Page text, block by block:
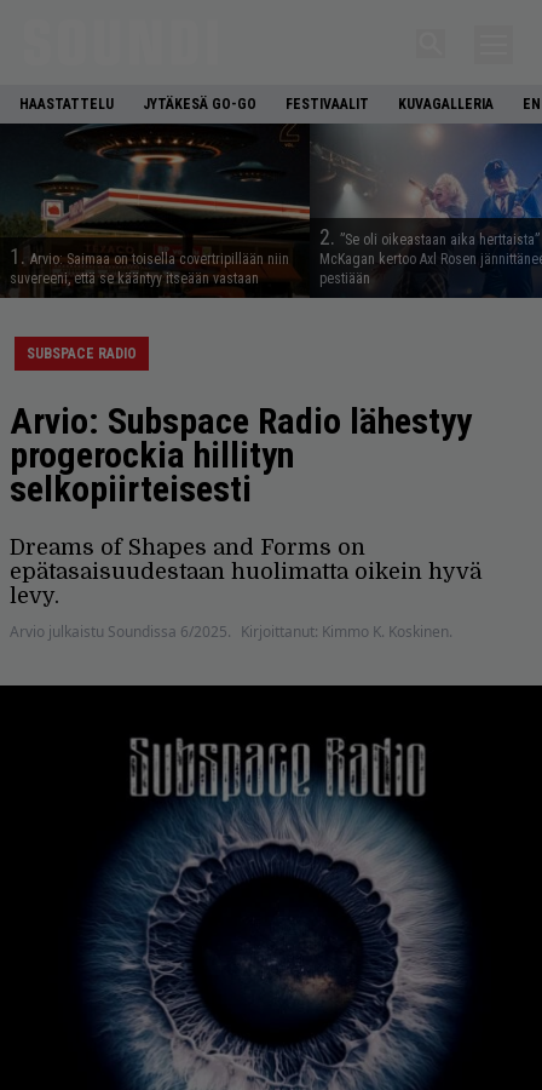
HAASTATTELU JYTÄKESÄ GO-GO FESTIVAALIT KUVAGALLERIA
1. Arvio: Saimaa on toisella covertripillään niin
suvereeni, että se kääntyy itseään vastaan
2. ”Se oli oikeastaan aika
McKagan kertoo Axl Rosen
pestiään
SUBSPACE RADIO
Arvio: Subspace Radio lähestyy
progerockia hillityn
selkopiirteisesti
Dreams of Shapes and Forms on
epätasaisuudestaan huolimatta oikein hyvä
levy.
Arvio julkaistu Soundissa 6/2025. Kirjoittanut: Kimmo K. Koskinen.